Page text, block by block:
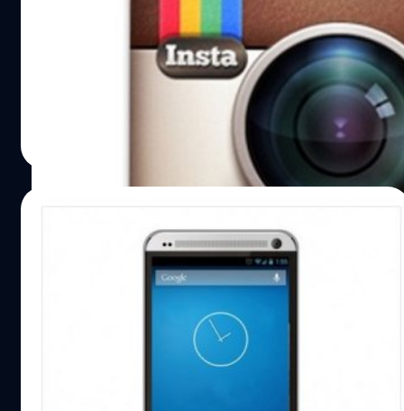
สำนักข่าวต่างประเทศรายงานจากเมืองซานฟรานซิสโก
รายงานล่าสุด เผย 'อินสตาแกรม' โซเชียลออนไลน์ในเครือของ
บริษัท 'เฟซบุ๊ค' ได้ตัดสินใจเซ็นสัญญากับ Omnicom Group
บริษัทเอเจนซี่โฆษณายักษ์ใหญ่ของสหรัฐฯ เป็นระยะเวลา 1 ปี
โดยไม่มีการเปิดเผยรายละเอียดของตัวเลขการซื้อขายแต่
แสบทรวง! Goophone เปิดตัวมือถือก็อป
HTC M8 วางขายแล้ว
ยังไม่ทันจะได้เปิดตัวอย่างเป็นทางการเลยสำหรับ HTC M8
สมาร์ทโฟนเรือธงของ HTC ที่เตรียมจะเปิดตัวปลายเดือนมีนานี้
แต่ทว่าล่าสุดถูก Goophone ค่ายมือถือจอมก็อปแบรนด์ดัง